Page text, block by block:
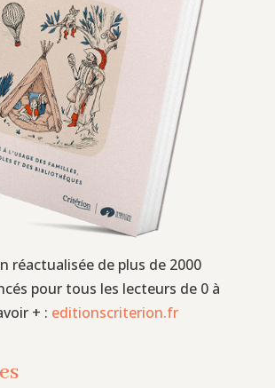
réactualisée de plus de 2000
pour tous les lecteurs de 0 à
+ : editionscriterion.fr